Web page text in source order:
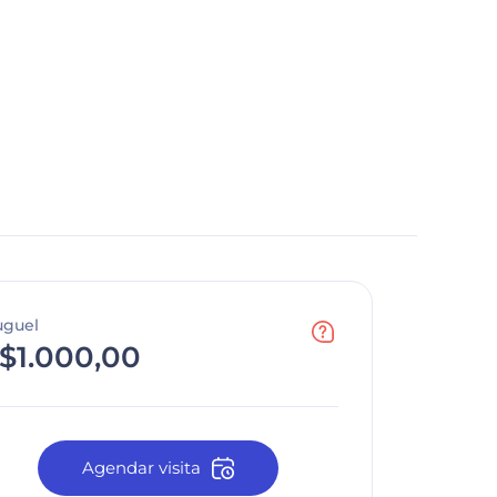
Agendar visita